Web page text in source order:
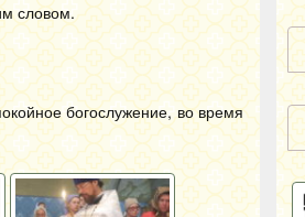
словом.
богослужение, во время